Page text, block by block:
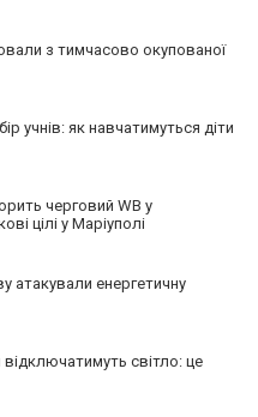
з тимчасово окупованої
учнів: як навчатимуться діти
черговий WB у
цілі у Маріуполі
атакували енергетичну
світло: це